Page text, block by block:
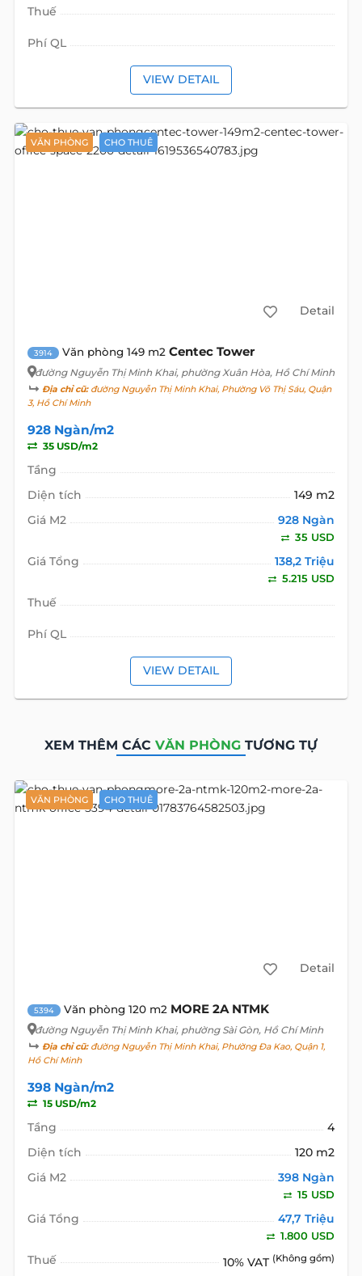
Thuế
Phí QL
VIEW DETAIL
VĂN PHÒNG CHO THUÊ
Detail
3914 Văn phòng 149 m2 Centec Tower
đường Nguyễn Thị Minh Khai, phường Xuân Hòa, Hồ Chí Minh
Địa chỉ cũ:đường Nguyễn Thị Minh Khai, Phường Võ Thị Sáu, Quận
3, Hồ Chí Minh
928 Ngàn/m2
35 USD/m2
Tầng
Diện tích
149 m2
Giá M2
928 Ngàn
35 USD
Giá Tổng 138,2 Triệu
5.215 USD
Thuế
Phí QL
VIEW DETAIL
XEM THÊM CÁC VĂN PHÒNG TƯƠNG TỰ
VĂN PHÒNG CHO THUÊ
Detail
5394 Văn phòng 120 m2 MORE 2A NTMK
đường Nguyễn Thị Minh Khai, phường Sài Gòn, Hồ Chí Minh
Địa chỉ cũ:đường Nguyễn Thị Minh Khai, Phường Đa Kao, Quận 1,
Hồ Chí Minh
398 Ngàn/m2
15 USD/m2
Tầng
4
Diện tích
120 m2
Giá M2
398 Ngàn
15 USD
Giá Tổng 47,7 Triệu
1.800 USD
Thuế 10% VAT (Không gồm)